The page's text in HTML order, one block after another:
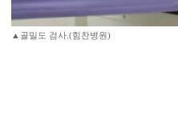
▲골밀도 검사.(힘찬병원)